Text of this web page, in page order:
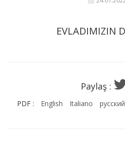
EVLADIMIZIN
Paylaş :
PDF : English Italiano русский